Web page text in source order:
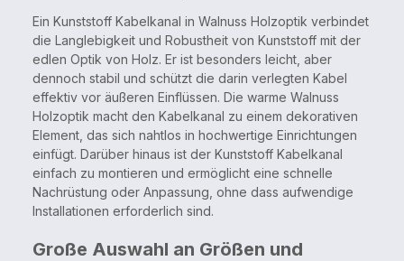
Ein Kunststoff Kabelkanal in Walnuss Holzoptik verbindet
die Langlebigkeit und Robustheit von Kunststoff mit der
edlen Optik von Holz. Er ist besonders leicht, aber
dennoch stabil und schützt die darin verlegten Kabel
effektiv vor äußeren Einflüssen. Die warme Walnuss
Holzoptik macht den Kabelkanal zu einem dekorativen
Element, das sich nahtlos in hochwertige Einrichtungen
einfügt. Darüber hinaus ist der Kunststoff Kabelkanal
einfach zu montieren und ermöglicht eine schnelle
Nachrüstung oder Anpassung, ohne dass aufwendige
Installationen erforderlich sind.
Große Auswahl an Größen und